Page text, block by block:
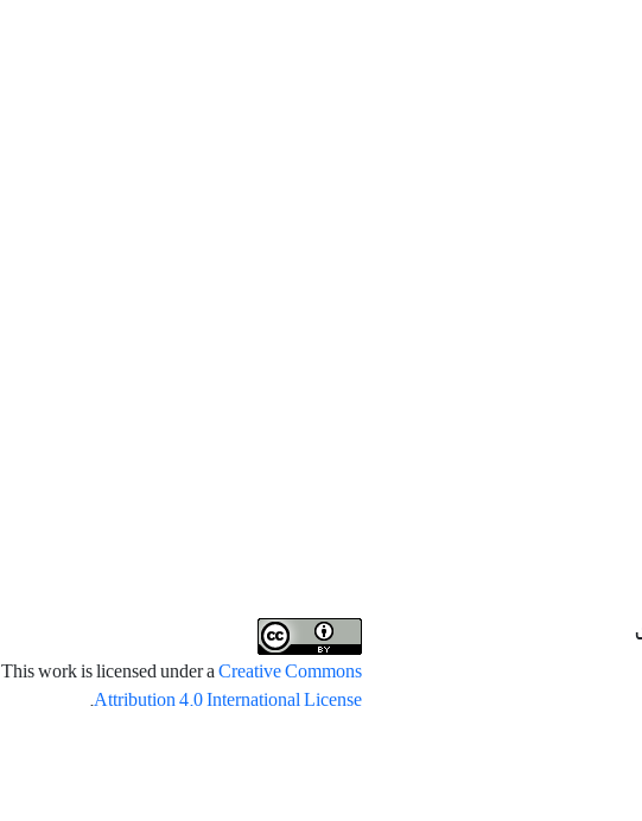
This work is licensed under aCreative Commons
Attribution 4.0 International License
.